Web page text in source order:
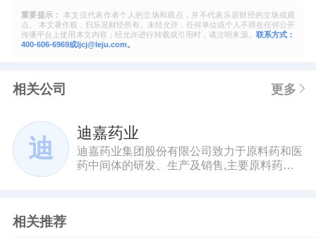
重要提示：
本文仅代表作者个人的立场和观点，并不代表乐居财经的立场或观
点。 本文著作权，归乐居财经所有。未经允许，任何单位或个人不得在任何公开
传播平台上使用本文内容；经允许进行转载或引用时，请注明来源。 联系方式：
400-606-6969或ljcj@leju.com。
相关公司 更多
迪
迪嘉药业
迪嘉药业集团股份有限公司致力于原料药和医
药中间体的研发、生产及销售,主要原料药产
相关推荐